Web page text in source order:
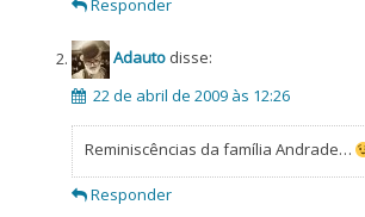
Responder
Adauto disse:
22 de abril de 2009 às 12:26
Reminiscências da família Andrade…
Responder